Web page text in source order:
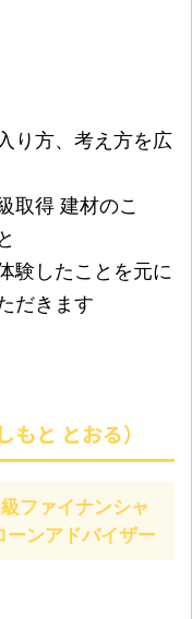
り方、考え方を広
取得 建材のこ
験したことを元に
だきます
と とおる）
ファイナンシャ
ーンアドバイザー